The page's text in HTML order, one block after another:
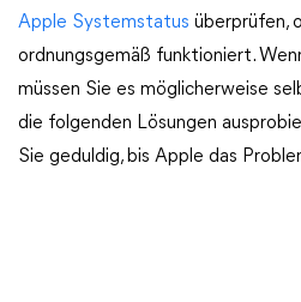
Apple Systemstatus überprüfen,
ordnungsgemäß funktioniert.
müssen Sie es möglicherweise
die folgenden Lösungen
Sie geduldig, bis Apple das